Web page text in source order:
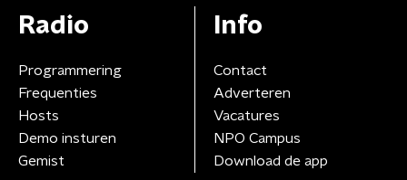
Radio
Programmering
Frequenties
Hosts
Demo insturen
Gemist
Info
Contact
Adverteren
Vacatures
NPO Campus
Download de app